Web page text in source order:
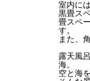
室内に
黒畳ス
畳スペ
す。
また、
露天風
海。
空と海